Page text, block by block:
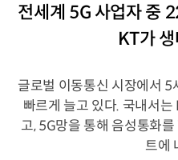
전세계 5G 사업자 중
KT가
글로벌 이동통신 시장에서 5
빠르게 늘고 있다. 국내서
고, 5G망을 통해 음성통화
트에